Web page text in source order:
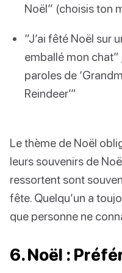
Noël” (choisis ton
“J’ai fêté Noël sur
emballé mon
paroles de
Reindeer’”
Le thème de Noël
leurs souvenirs de
ressortent sont
fête. Quelqu’un a
que personne ne
6. Noël :